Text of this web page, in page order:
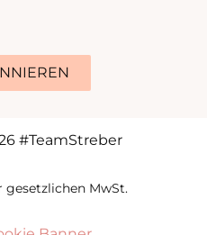
#TeamStreber
gesetzlichen MwSt.